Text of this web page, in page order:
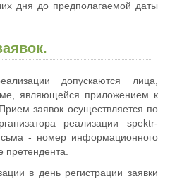
дня до предполагаемой даты
допускаются лица,
являющейся приложением к
заявок осуществляется по
реализации spektr-
- номер информационного
претендента.
в день регистрации заявки